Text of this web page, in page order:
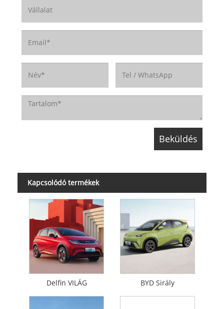
Kapcsolódó termékek
Delfin VILÁG BYD Sirály